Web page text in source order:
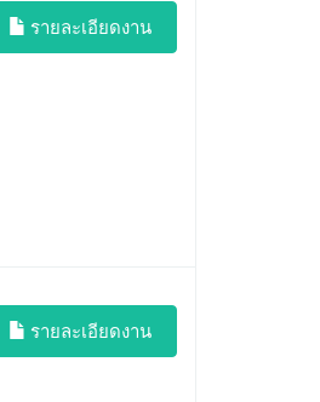
รายละเอียดงาน
รายละเอียดงาน